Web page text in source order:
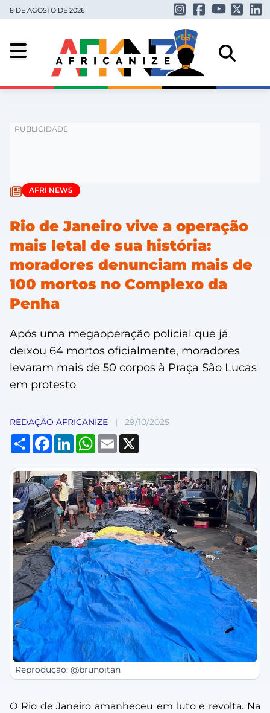
8 DE AGOSTO DE 2026
AFRI NEWS
Rio de Janeiro vive a operação
mais letal de sua história:
moradores denunciam mais de
100 mortos no Complexo da
Penha
Após uma megaoperação policial que já
deixou 64 mortos oficialmente, moradores
levaram mais de 50 corpos à Praça São Lucas
em protesto
REDAÇÃO AFRICANIZE | 29/10/2025
Compartilhar
Facebook
LinkedInWhatsApp
Email
Reprodução: @brunoitan
O Rio de Janeiro amanheceu em luto e revolta. Na